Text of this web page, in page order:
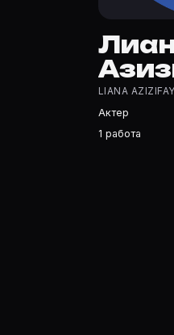
Лиана Азизифей —
Где открыть
На Movie Planner: https://
LIANA AZIZIFAY
Актер
1 работа